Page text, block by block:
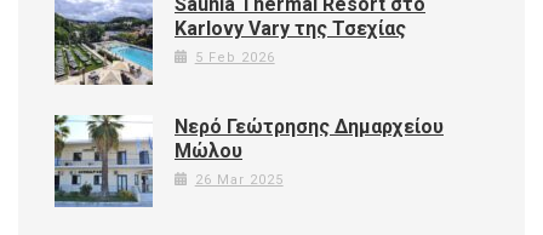
Karlovy Vary της Τσεχίας
5 Feb 2026
Νερό Γεώτρησης Δημαρχείου
Μώλου
26 Mar 2025